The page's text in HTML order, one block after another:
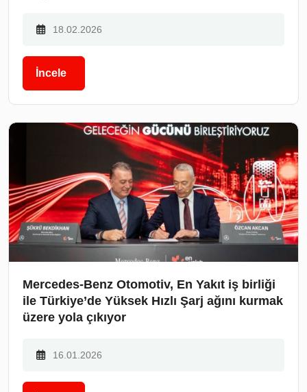
18.02.2026
İncele
Mercedes-Benz Otomotiv, En Yakıt iş birliği
ile Türkiye’de Yüksek Hızlı Şarj ağını kurmak
üzere yola çıkıyor
16.01.2026